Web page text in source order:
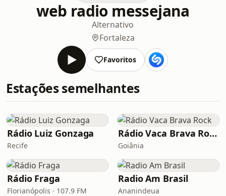
web radio messejana
Alternativo
Fortaleza
Favoritos
Estações semelhantes
Rádio Luiz Gonzaga
Recife
Rádio Vaca Brava Rock
Goiânia
Rádio Fraga
Florianópolis · 107.9 FM
Radio Am Brasil
Ananindeua